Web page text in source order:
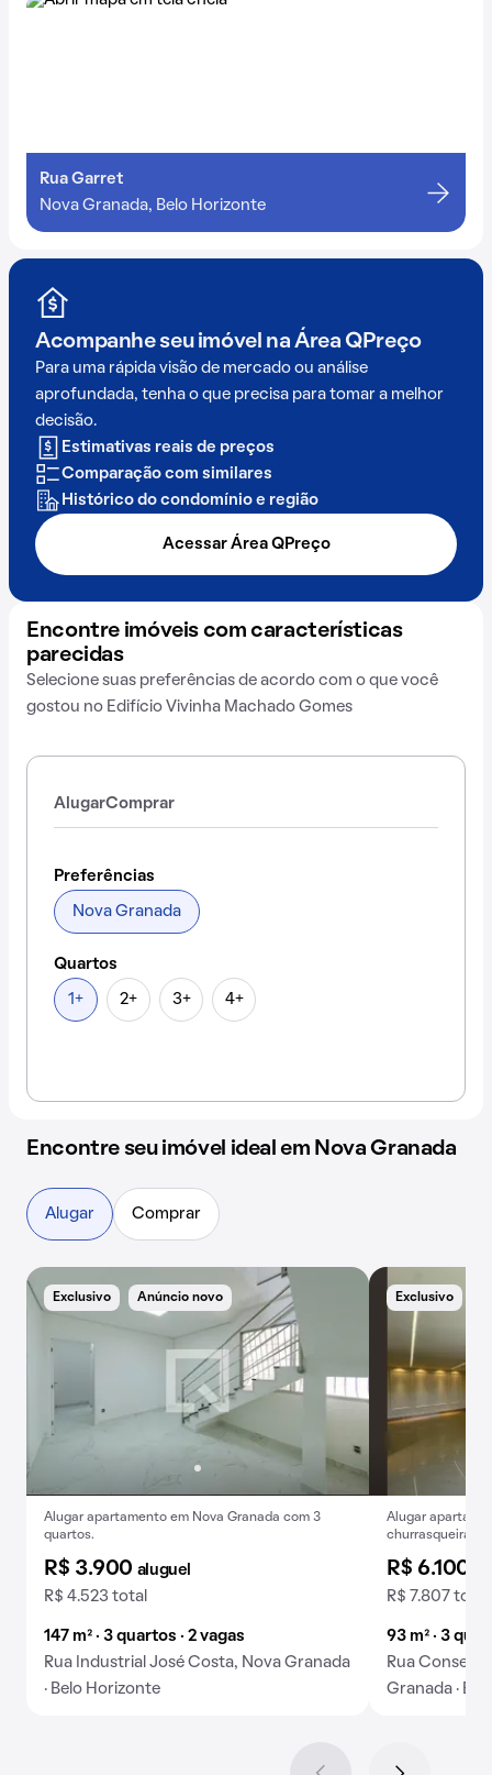
Rua Garret
Nova Granada, Belo Horizonte
Acompanhe seu imóvel na Área QPreço
Para uma rápida visão de mercado ou análise
aprofundada, tenha o que precisa para tomar a melhor
decisão.
Estimativas reais de preços
Comparação com similares
Histórico do condomínio e região
Acessar Área QPreço
Encontre imóveis com características
parecidas
Selecione suas preferências de acordo com o que você
gostou no Edifício Vivinha Machado Gomes
AlugarComprar
Preferências
Nova Granada
Quartos
1+ 2+ 3+ 4+
Encontre seu imóvel ideal em Nova Granada
Exclusivo Anúncio novo
Alugar apartamento em Nova Granada com 3
quartos.
R$ 3.900 aluguel
R$ 4.523 total
147 m² · 3 quartos · 2 vagas
Rua Industrial José Costa, Nova Granada
· Belo Horizonte
Exclusivo
Alugar
churrasqueira,
R$ 6.100
R$ 7.807 total
93 m² · 3
Rua
Granada ·
Alugar Comprar